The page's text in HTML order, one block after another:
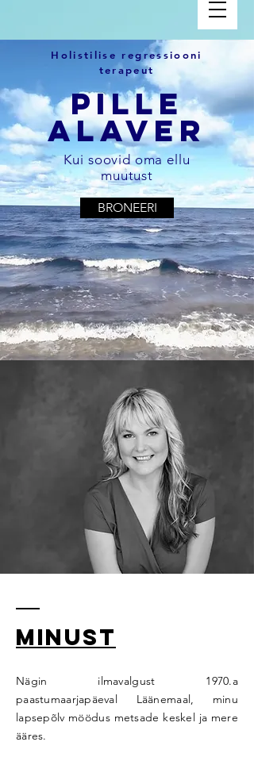
Holistilise regressiooni
terapeut
pille
alaver
Kui soovid oma ellu
muutust
BRONEERI
Minust
Nägin ilmavalgust 1970.a
paastumaarjapäeval Läänemaal, minu
lapsepõlv möödus metsade keskel ja mere
ääres.